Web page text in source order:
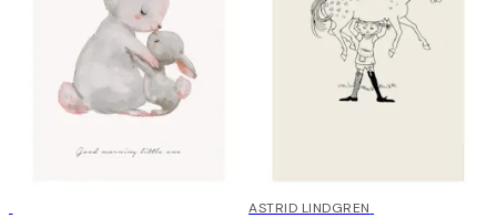
50%*
ASTRID LINDGREN